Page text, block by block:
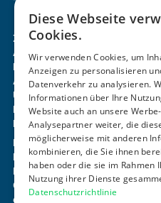
Zertifizierung & Verifikation
Akademie
Mitgliedschaft
Aktivitäten
Über uns
Login
Kontakt
Impressum
Datenschutz
Barrierefreiheitserklärung
Cookie-Einstellungen anpassen
office@ogni.at
Diese Webseite
Cookies.
Wir verwenden Cookies, um
Anzeigen zu personalisieren
Datenverkehr zu analysieren.
Informationen über Ihre
Website auch an unsere
Analysepartner weiter, die
möglicherweise mit anderen
kombinieren, die Sie ihnen
haben oder die sie im Rahmen
Nutzung ihrer Dienste
Datenschutzrichtlinie